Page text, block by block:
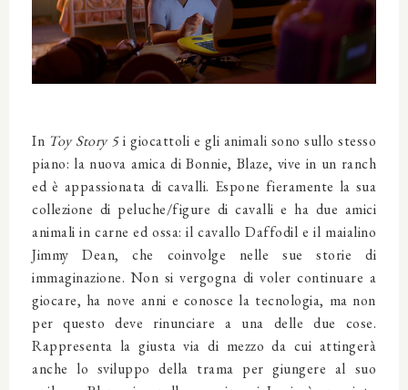
In Toy Story 5i giocattoli e gli animali sono sullo stesso
piano: la nuova amica di Bonnie, Blaze, vive in un ranch
ed è appassionata di cavalli. Espone fieramente la sua
collezione di peluche/figure di cavalli e ha due amici
animali in carne ed ossa: il cavallo Daffodil e il maialino
Jimmy Dean, che coinvolge nelle sue storie di
immaginazione. Non si vergogna di voler continuare a
giocare, ha nove anni e conosce la tecnologia, ma non
per questo deve rinunciare a una delle due cose.
Rappresenta la giusta via di mezzo da cui attingerà
anche lo sviluppo della trama per giungere al suo